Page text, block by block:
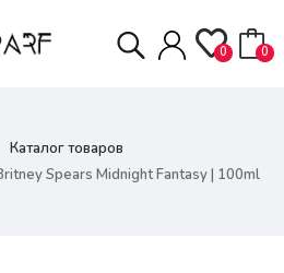
0 0
Каталог товаров
Spears Midnight Fantasy | 100ml